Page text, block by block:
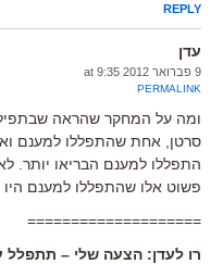
REPLY
עדן
9 פברואר 2012 at 9:35
PERMALINK
ומה על המחקר שהראה
סרטן, אחת שהתפללו למענם
התפללו למענם הבריאו יותר.
פשוט אלו שהתפללו למענם היו
====================
רו לעדן: הצעה שלי –